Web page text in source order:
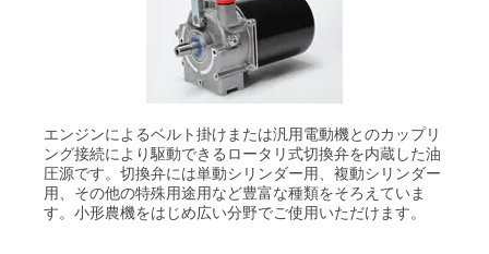
エンジンによるベルト掛けまたは汎用電動機とのカップリ
ング接続により駆動できるロータリ式切換弁を内蔵した油
圧源です。切換弁には単動シリンダー用、複動シリンダー
用、その他の特殊用途用など豊富な種類をそろえていま
す。小形農機をはじめ広い分野でご使用いただけます。